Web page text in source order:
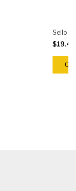
Sello